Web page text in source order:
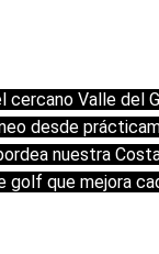
cercano Valle del
desde
nuestra
golf que mejora